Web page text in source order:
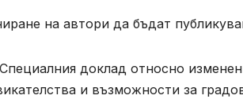
на автори да бъдат
доклад относно
и възможности за